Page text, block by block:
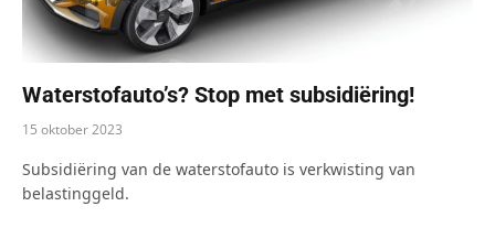
Waterstofauto’s? Stop met subsidiëring!
15 oktober 2023
Subsidiëring van de waterstofauto is verkwisting van
belastinggeld.